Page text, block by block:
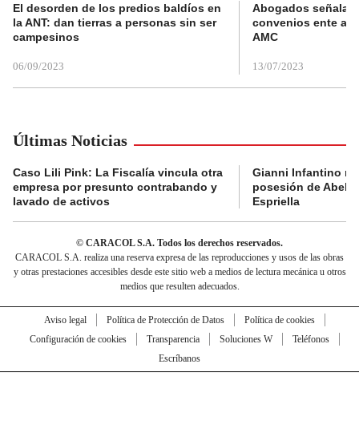
El desorden de los predios baldíos en
la ANT: dan tierras a personas sin ser
campesinos
06/09/2023
Abogados
convenios ente
AMC
13/07/2023
Últimas Noticias
Caso Lili Pink: La Fiscalía vincula otra
empresa por presunto contrabando y
lavado de activos
Gianni Infantino
posesión de
Espriella
© CARACOL S.A. Todos los derechos reservados.
CARACOL S.A. realiza una reserva expresa de las reproducciones y usos de las obras
y otras prestaciones accesibles desde este sitio web a medios de lectura mecánica u otros
medios que resulten adecuados.
Aviso legal Política de Protección de Datos
Política de cookies
Configuración de cookies
Transparencia Soluciones W
Teléfonos
Escríbanos